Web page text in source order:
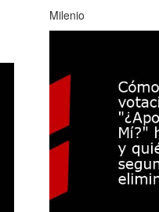
Milenio